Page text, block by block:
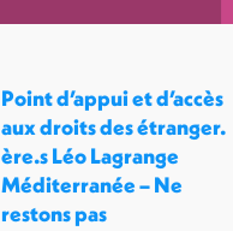
Point d’appui et d’accès
aux droits des étranger.
ère.s Léo Lagrange
Méditerranée – Ne
restons pas